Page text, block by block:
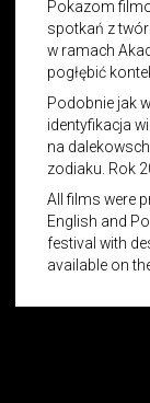
Pokazom
spotkań z
w ramach
pogłębić
Podobnie jak
identyfikacja
na
zodiaku. Rok
All films were
English and
festival with
available on